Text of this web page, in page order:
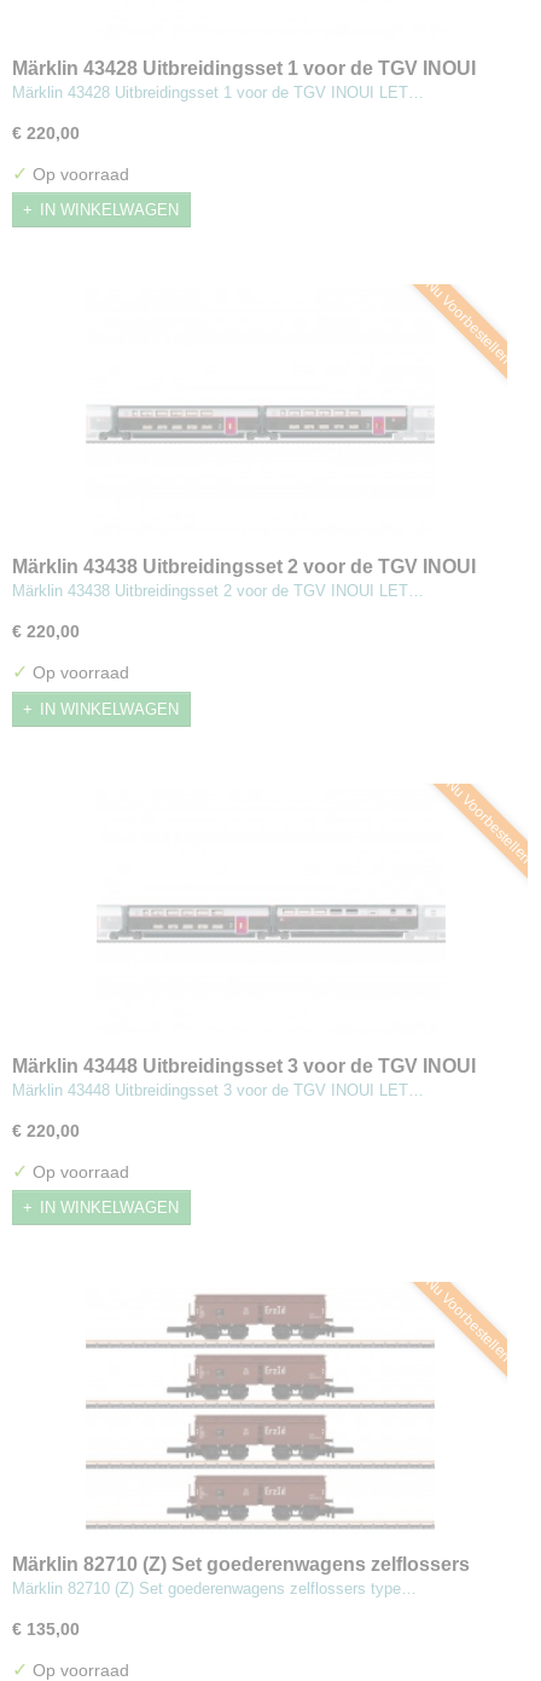
Märklin 43428 Uitbreidingsset 1 voor de TGV INOUI
Märklin 43428 Uitbreidingsset 1 voor de TGV INOUI LET…
€ 220,00
✓ Op voorraad
IN WINKELWAGEN
Nu Voorbestellen
Märklin 43438 Uitbreidingsset 2 voor de TGV INOUI
Märklin 43438 Uitbreidingsset 2 voor de TGV INOUI LET…
€ 220,00
✓ Op voorraad
IN WINKELWAGEN
Nu Voorbestellen
Märklin 43448 Uitbreidingsset 3 voor de TGV INOUI
Märklin 43448 Uitbreidingsset 3 voor de TGV INOUI LET…
€ 220,00
✓ Op voorraad
IN WINKELWAGEN
Nu Voorbestellen
Märklin 82710 (Z) Set goederenwagens zelflossers
type OOtz 44
Märklin 82710 (Z) Set goederenwagens zelflossers type…
€ 135,00
✓ Op voorraad